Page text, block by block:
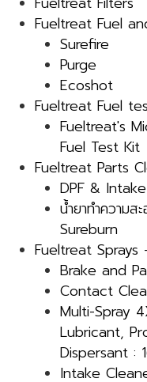
Fueltreat Fuel
Surefire
Purge
Ecoshot
Fueltreat Fuel
Fueltreat's
Fuel Test Kit
Fueltreat Parts
DPF &
น้ำยาทำความส
Sureburn
Fueltreat
Brake and
Contact
Multi-Spray
Lubricant,
Dispersant :
Intake